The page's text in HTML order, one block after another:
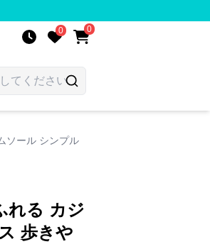
0 0
ソール シンプル
れる カジ
歩きや